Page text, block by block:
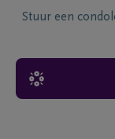
Stuur een